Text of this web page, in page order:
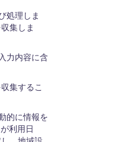
処理しま
集しま
力内容に含
集するこ
的に情報を
利用日